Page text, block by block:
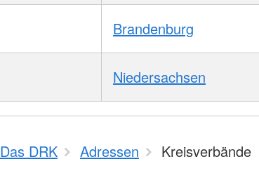
Brandenburg
Niedersachsen
Das DRK Adressen Kreisverbände